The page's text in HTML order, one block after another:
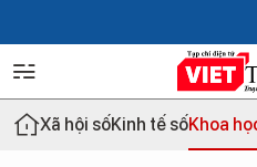
Xã hội sốKinh tế sốKhoa